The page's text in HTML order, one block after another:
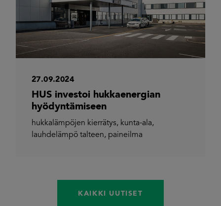
27.09.2024
HUS investoi hukkaenergian
hyödyntämiseen
hukkalämpöjen kierrätys, kunta-ala,
lauhdelämpö talteen, paineilma
KAIKKI UUTISET